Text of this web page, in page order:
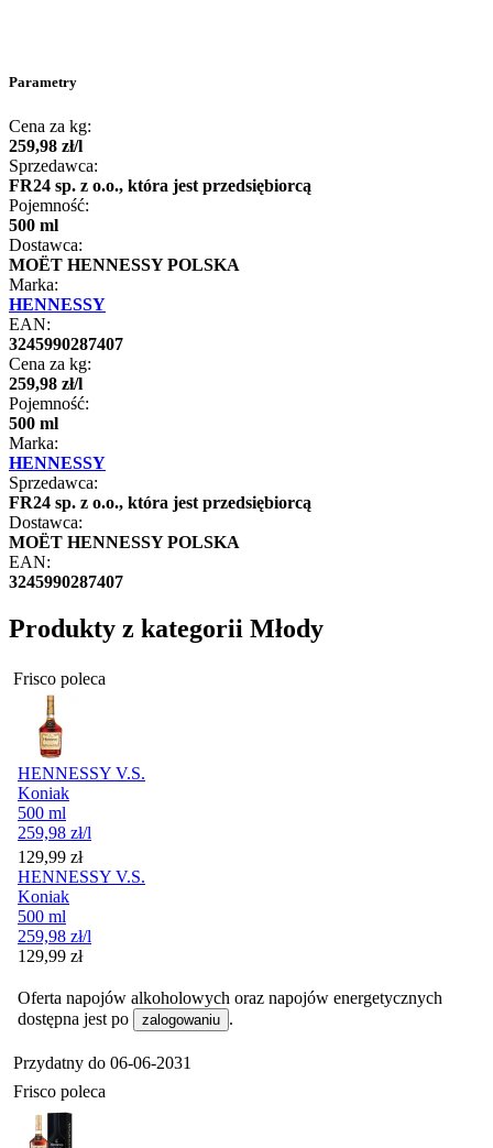
Parametry
Cena za kg:
259,98 zł/l
Sprzedawca:
FR24 sp. z o.o., która jest przedsiębiorcą
Pojemność:
500 ml
Dostawca:
MOËT HENNESSY POLSKA
Marka:
HENNESSY
EAN:
3245990287407
Cena za kg:
259,98 zł/l
Pojemność:
500 ml
Marka:
HENNESSY
Sprzedawca:
FR24 sp. z o.o., która jest przedsiębiorcą
Dostawca:
MOËT HENNESSY POLSKA
EAN:
3245990287407
Produkty z kategorii Młody
Frisco poleca
HENNESSY V.S.
Koniak
500 ml
259,98 zł/l
Cena
129,99 zł
HENNESSY V.S.
Koniak
500 ml
259,98 zł/l
Cena
129,99 zł
Oferta napojów alkoholowych oraz napojów energetycznych
dostępna jest po
zalogowaniu .
Przydatny do 06-06-2031
Frisco poleca